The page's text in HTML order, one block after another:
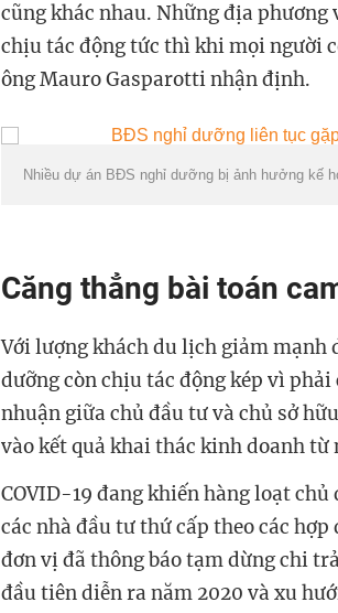
cũng khác nhau. Những địa phương
chịu tác động tức thì khi mọi người
ông Mauro Gasparotti nhận định.
Nhiều dự án BĐS nghỉ dưỡng bị ảnh hưởng kế
Căng thẳng bài toán
Với lượng khách du lịch giảm mạnh
dưỡng còn chịu tác động kép vì
nhuận giữa chủ đầu tư và chủ sở
vào kết quả khai thác kinh doanh từ
COVID-19 đang khiến hàng loạt
các nhà đầu tư thứ cấp theo các
đơn vị đã thông báo tạm dừng chi
đầu tiên diễn ra năm 2020 và xu